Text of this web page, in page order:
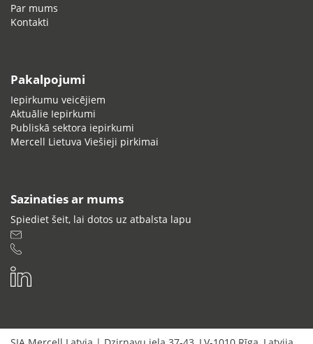
Par mums
Kontakti
Pakalpojumi
Iepirkumu veicējiem
Aktuālie Iepirkumi
Publiskā sektora iepirkumi
Mercell Lietuva Viešieji pirkimai
Sazinaties ar mums
Spiediet šeit, lai dotos uz atbalsta lapu